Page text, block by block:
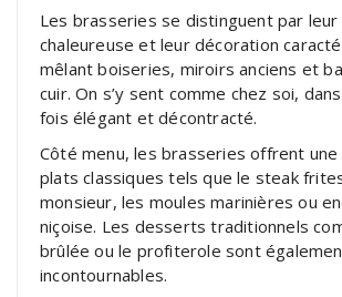
Les brasseries se distinguent par
chaleureuse et leur décoration
mêlant boiseries, miroirs anciens et
cuir. On s’y sent comme chez soi,
fois élégant et décontracté.
Côté menu, les brasseries offrent
plats classiques tels que le steak
monsieur, les moules marinières ou
niçoise. Les desserts traditionnels
brûlée ou le profiterole sont
incontournables.